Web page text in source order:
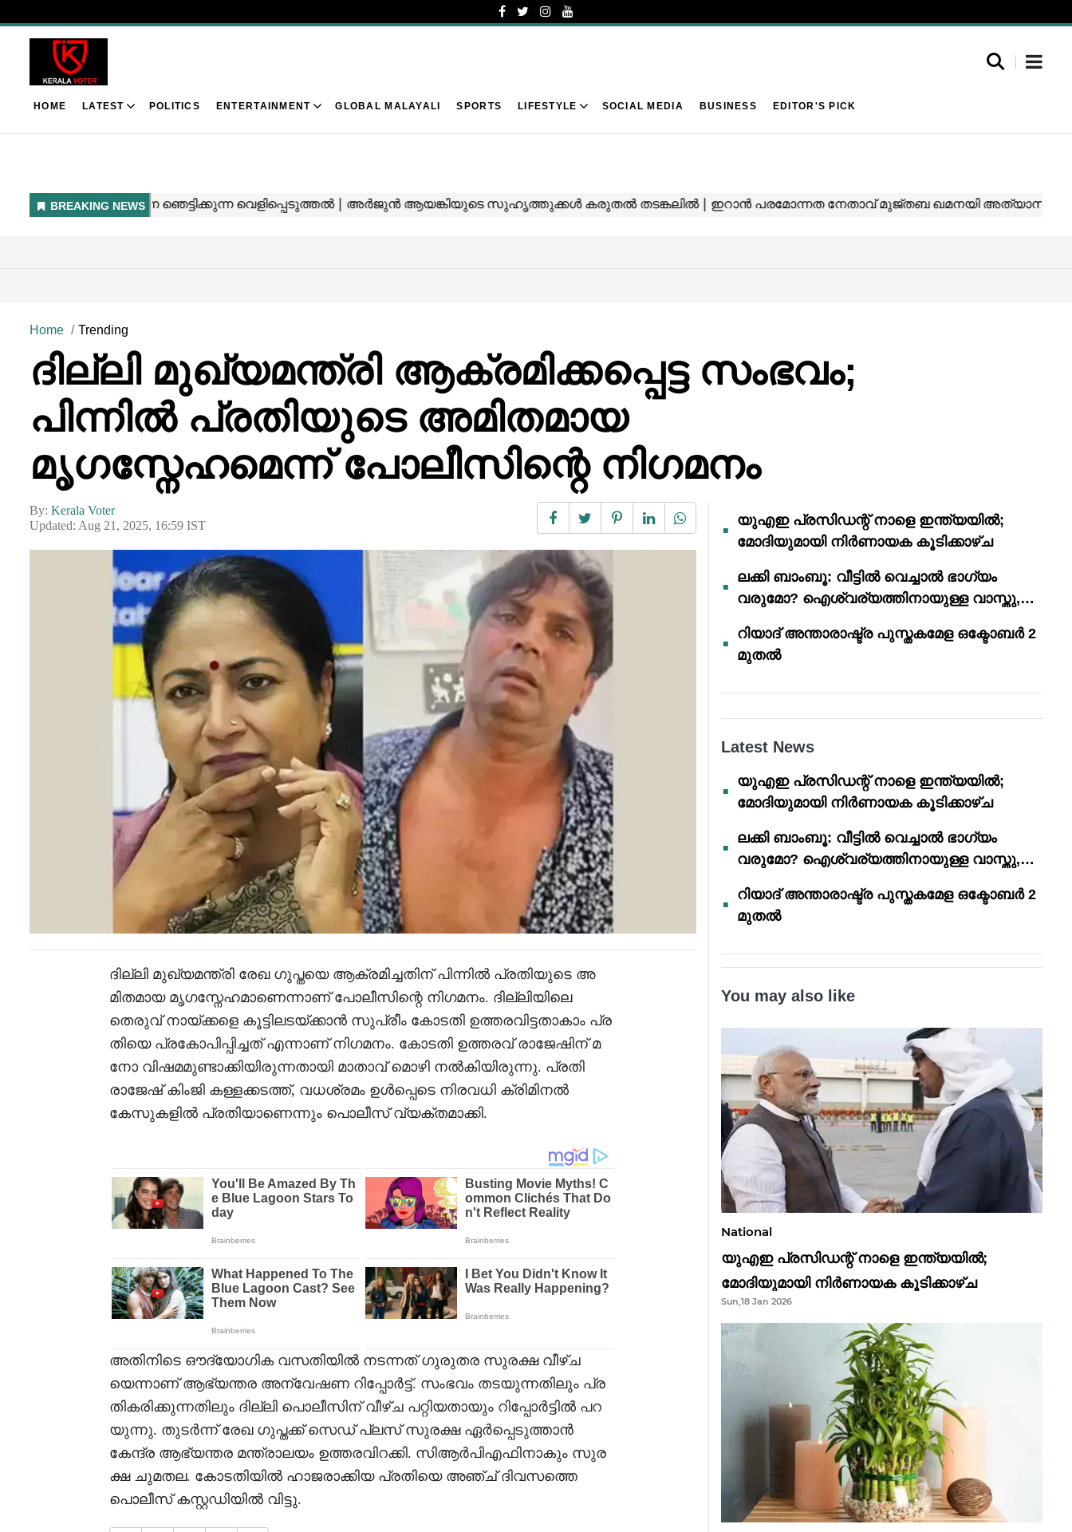
HOME LATEST POLITICS ENTERTAINMENT GLOBAL MALAYALI SPORTS LIFESTYLE SOCIAL MEDIA BUSINESS EDITOR'S PICK
Home Trending
ദില്ലി മുഖ്യമന്ത്രി ആക്രമിക്കപ്പെട്ട സംഭവം;
പിന്നിൽ പ്രതിയുടെ അമിതമായ
മൃഗസ്നേഹമെന്ന് പോലീസിന്റെ നിഗമനം
By: Kerala Voter
Updated: Aug 21, 2025, 16:59 IST
ദില്ലി മുഖ്യമന്ത്രി രേഖ ഗുപ്തയെ ആക്രമിച്ചതിന് പിന്നിൽ പ്രതിയുടെ അ
മിതമായ മൃഗസ്നേഹമാണെന്നാണ് പോലീസിന്റെ നിഗമനം. ദില്ലിയിലെ
തെരുവ് നായ്ക്കളെ കൂട്ടിലടയ്ക്കാൻ സുപ്രീം കോടതി ഉത്തരവിട്ടതാകാം പ്ര
തിയെ പ്രകോപിപ്പിച്ചത് എന്നാണ് നിഗമനം. കോടതി ഉത്തരവ് രാജേഷിന് മ
നോ വിഷമമുണ്ടാക്കിയിരുന്നതായി മാതാവ് മൊഴി നൽകിയിരുന്നു. പ്രതി
രാജേഷ് കിംജി കള്ളക്കടത്ത്, വധശ്രമം ഉൾപ്പെടെ നിരവധി ക്രിമിനൽ
കേസുകളിൽ പ്രതിയാണെന്നും പൊലീസ് വ്യക്തമാക്കി.
അതിനിടെ ഔദ്യോഗിക വസതിയിൽ നടന്നത് ഗുരുതര സുരക്ഷ വീഴ്ച
യെന്നാണ് ആഭ്യന്തര അന്വേഷണ റിപ്പോർട്ട്. സംഭവം തടയുന്നതിലും പ്ര
തികരിക്കുന്നതിലും ദില്ലി പൊലീസിന് വീഴ്ച പറ്റിയതായും റിപ്പോർട്ടിൽ പറ
യുന്നു. തുടർന്ന് രേഖ ഗുപ്തക്ക് സെഡ് പ്ലസ് സുരക്ഷ ഏർപ്പെടുത്താൻ
കേന്ദ്ര ആഭ്യന്തര മന്ത്രാലയം ഉത്തരവിറക്കി. സിആർപിഎഫിനാകും സുര
ക്ഷ ചുമതല. കോടതിയിൽ ഹാജരാക്കിയ പ്രതിയെ അഞ്ച് ദിവസത്തെ
പൊലീസ് കസ്റ്റഡിയിൽ വിട്ടു.
യുഎഇ പ്രസിഡന്റ് നാളെ ഇന്ത്യയിൽ;
മോദിയുമായി നിർണായക കൂടിക്കാഴ്ച
ലക്കി ബാംബൂ: വീട്ടിൽ വെച്ചാൽ ഭാഗ്യം
വരുമോ? ഐശ്വര്യത്തിനായുള്ള വാസ്തു,
റിയാദ് അന്താരാഷ്ട്ര പുസ്തകമേള ഒക്ടോബർ 2
മുതൽ
Latest News
യുഎഇ പ്രസിഡന്റ് നാളെ ഇന്ത്യയിൽ;
മോദിയുമായി നിർണായക കൂടിക്കാഴ്ച
ലക്കി ബാംബൂ: വീട്ടിൽ വെച്ചാൽ ഭാഗ്യം
വരുമോ? ഐശ്വര്യത്തിനായുള്ള വാസ്തു,
റിയാദ് അന്താരാഷ്ട്ര പുസ്തകമേള ഒക്ടോബർ 2
മുതൽ
You may also like
National
യുഎഇ പ്രസിഡന്റ് നാളെ ഇന്ത്യയിൽ;
മോദിയുമായി നിർണായക കൂടിക്കാഴ്ച
Sun,18 Jan 2026